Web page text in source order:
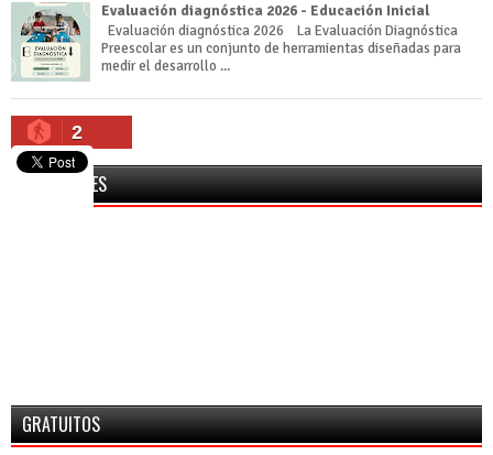
Evaluación diagnóstica 2026 - Educación Inicial
Evaluación diagnóstica 2026 La Evaluación Diagnóstica
Preescolar es un conjunto de herramientas diseñadas para
medir el desarrollo ...
2
SEGUIDORES
GRATUITOS